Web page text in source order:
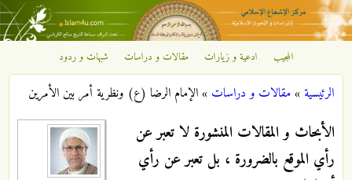
تجاوز إلى المحتوى الرئيسي
مركز
الإشعاع
الإسلامي
المجيب ادعية و زيارات مقالات و دراسات شبهات و ردود
أنت هنا
الرئيسية»مقالات و دراسات »الإمام الرضا (ع) ونظرية أمر بين الأمرين
الأبحاث و المقالات المنشورة لا تعبر عن
رأي الموقع بالضرورة ، بل تعبر عن رأي